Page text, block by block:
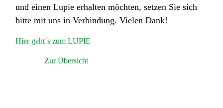
und einen Lupie erhalten möchten, setzen Sie sich
bitte mit uns in Verbindung. Vielen Dank!
Hier geht´s zum LUPIE
Zur Übersicht